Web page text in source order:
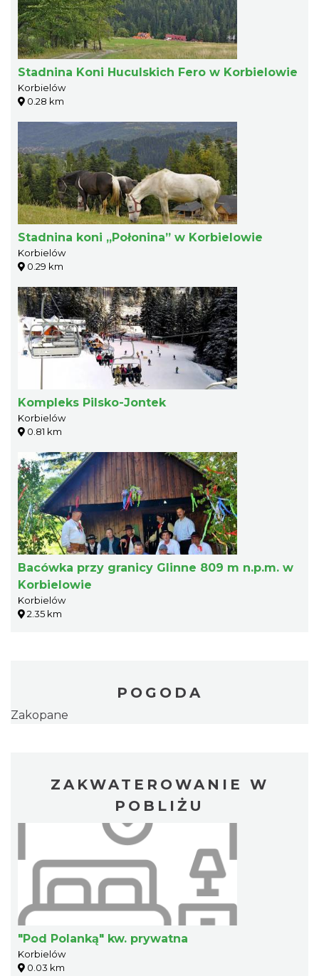
Stadnina Koni Huculskich Fero w Korbielowie
Korbielów
0.28 km
Stadnina koni „Połonina” w Korbielowie
Korbielów
0.29 km
Kompleks Pilsko-Jontek
Korbielów
0.81 km
Bacówka przy granicy Glinne 809 m n.p.m. w
Korbielowie
Korbielów
2.35 km
POGODA
Zakopane
ZAKWATEROWANIE W
POBLIŻU
"Pod Polanką" kw. prywatna
Korbielów
0.03 km